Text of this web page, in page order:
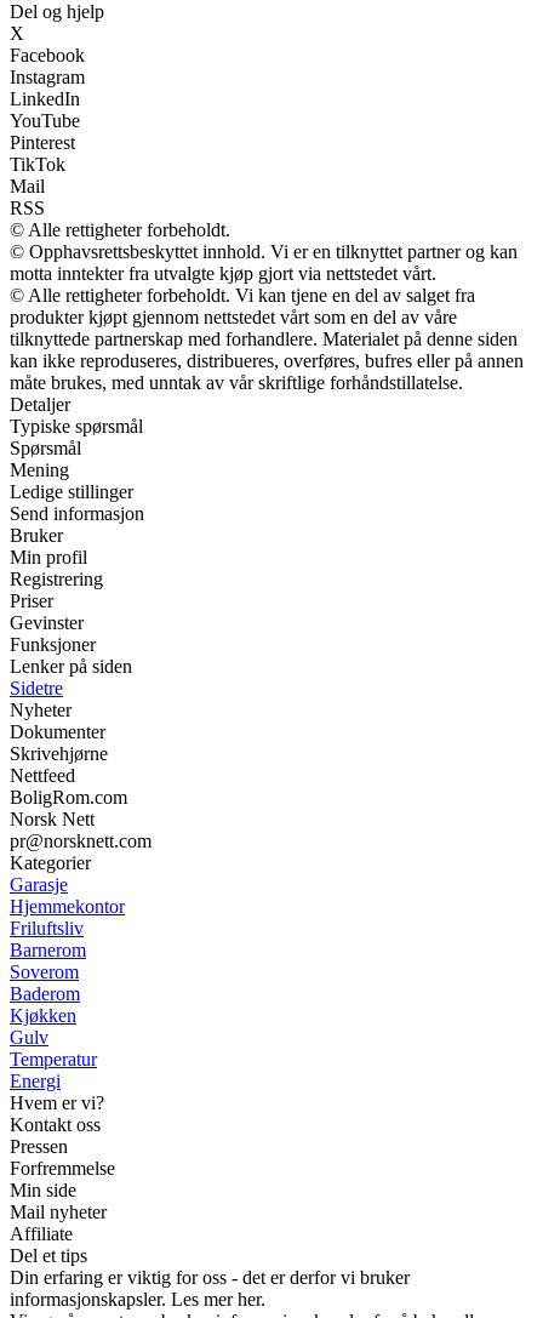
Del og hjelp
X
Facebook
Instagram
LinkedIn
YouTube
Pinterest
TikTok
Mail
RSS
© Alle rettigheter forbeholdt.
© Opphavsrettsbeskyttet innhold. Vi er en tilknyttet partner og kan
motta inntekter fra utvalgte kjøp gjort via nettstedet vårt.
© Alle rettigheter forbeholdt. Vi kan tjene en del av salget fra
produkter kjøpt gjennom nettstedet vårt som en del av våre
tilknyttede partnerskap med forhandlere. Materialet på denne siden
kan ikke reproduseres, distribueres, overføres, bufres eller på annen
måte brukes, med unntak av vår skriftlige forhåndstillatelse.
Detaljer
Typiske spørsmål
Spørsmål
Mening
Ledige stillinger
Send informasjon
Bruker
Min profil
Registrering
Priser
Gevinster
Funksjoner
Lenker på siden
Sidetre
Nyheter
Dokumenter
Skrivehjørne
Nettfeed
BoligRom.com
Norsk Nett
pr@norsknett.com
Kategorier
Garasje
Hjemmekontor
Friluftsliv
Barnerom
Soverom
Baderom
Kjøkken
Gulv
Temperatur
Energi
Hvem er vi?
Kontakt oss
Pressen
Forfremmelse
Min side
Mail nyheter
Affiliate
Del et tips
Din erfaring er viktig for oss - det er derfor vi bruker
informasjonskapsler. Les mer her.